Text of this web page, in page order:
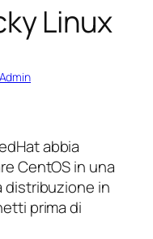
Linux
abbia
CentOS in una
distribuzione in
prima di